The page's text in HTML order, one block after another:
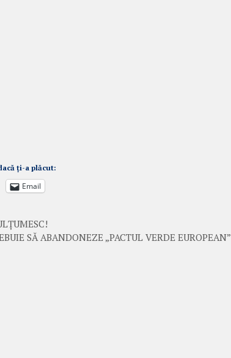
ți-a plăcut:
Email
SĂ ABANDONEZE „PACTUL VERDE EUROPEAN”